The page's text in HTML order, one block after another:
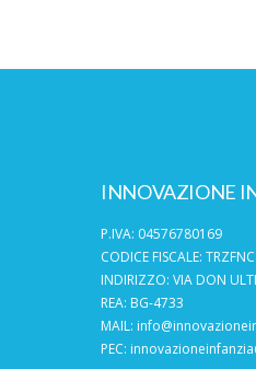
INNOVAZIONE
P.IVA: 04576780169
CODICE FISCALE:
INDIRIZZO: VIA DON
REA: BG-4733
MAIL:
PEC: